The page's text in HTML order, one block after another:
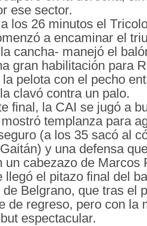
ese sector.
los 26 minutos el
a encaminar el
cancha- manejó el
gran habilitación para
pelota con el pecho
clavó contra un palo.
final, la CAI se jugó a
templanza para
(a los 35 sacó al
y una defensa
un cabezazo de Marcos
llegó el pitazo final del
Belgrano, que tras el
de regreso, pero con la
espectacular.